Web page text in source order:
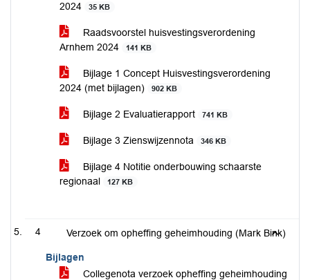
2024
35 KB
Raadsvoorstel huisvestingsverordening
Arnhem 2024
141 KB
Bijlage 1 Concept Huisvestingsverordening
2024 (met bijlagen)
902 KB
Bijlage 2 Evaluatierapport 741 KB
Bijlage 3 Zienswijzennota 346 KB
Bijlage 4 Notitie onderbouwing schaarste
regionaal
127 KB
4 Verzoek om opheffing geheimhouding (Mark Bink)
Bijlagen
Collegenota verzoek opheffing geheimhouding